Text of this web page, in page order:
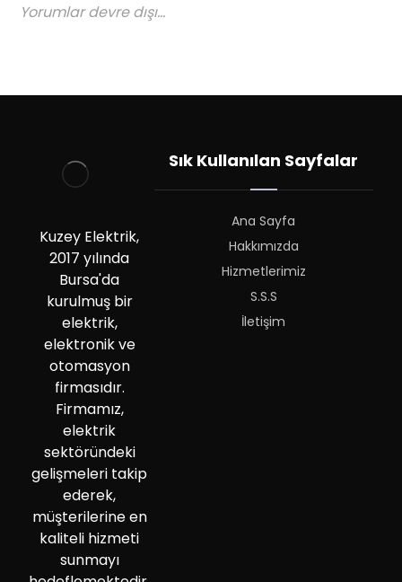
Yorumlar devre dışı...
Kuzey Elektrik,
2017 yılında
Bursa'da
kurulmuş bir
elektrik,
elektronik ve
otomasyon
firmasıdır.
Firmamız,
elektrik
sektöründeki
gelişmeleri takip
ederek,
müşterilerine en
kaliteli hizmeti
sunmayı
Sık Kullanılan Sayfalar
Ana Sayfa
Hakkımızda
Hizmetlerimiz
S.S.S
İletişim